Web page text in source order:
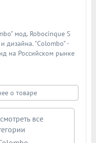
мод. Robocinque S
дизайна. "Colombo" -
на Российском рынке
о товаре
все